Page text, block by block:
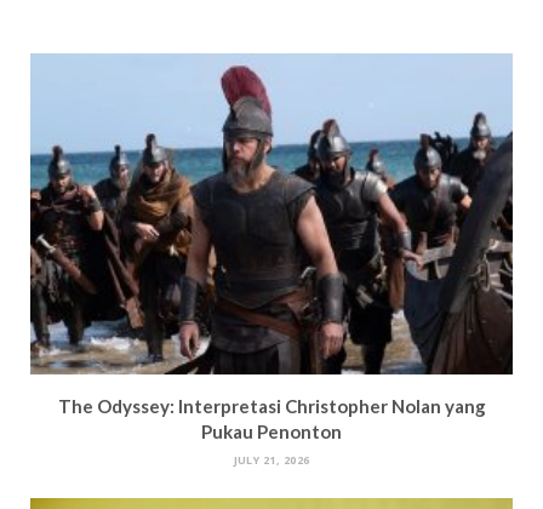
The Odyssey: Interpretasi Christopher Nolan yang
Pukau Penonton
JULY 21, 2026